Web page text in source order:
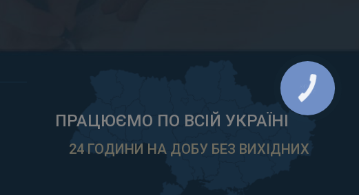
ПРАЦЮЄМО ПО ВСІЙ УКРАЇНІ
24 ГОДИНИ НА ДОБУ БЕЗ ВИХІДНИХ